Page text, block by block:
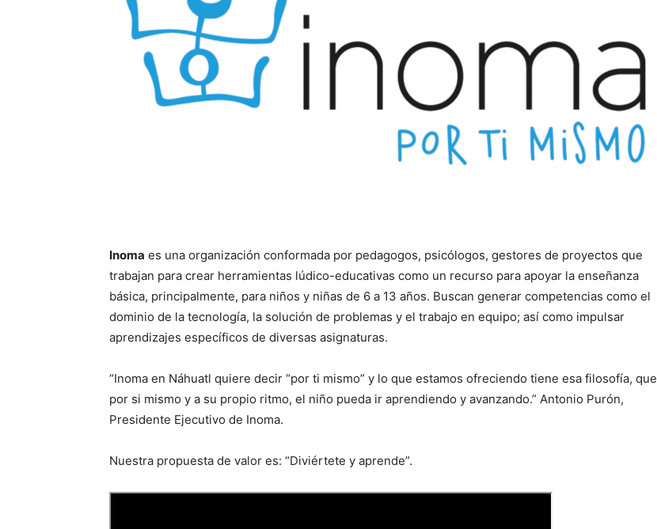
Inoma es una organización conformada por pedagogos, psicólogos, gestores de proyectos que
trabajan para crear herramientas lúdico-educativas como un recurso para apoyar la enseñanza
básica, principalmente, para niños y niñas de 6 a 13 años. Buscan generar competencias como el
dominio de la tecnología, la solución de problemas y el trabajo en equipo; así como impulsar
aprendizajes específicos de diversas asignaturas.
“Inoma en Náhuatl quiere decir “por ti mismo” y lo que estamos ofreciendo tiene esa filosofía, que
por si mismo y a su propio ritmo, el niño pueda ir aprendiendo y avanzando.” Antonio Purón,
Presidente Ejecutivo de Inoma.
Nuestra propuesta de valor es: “Diviértete y aprende”.